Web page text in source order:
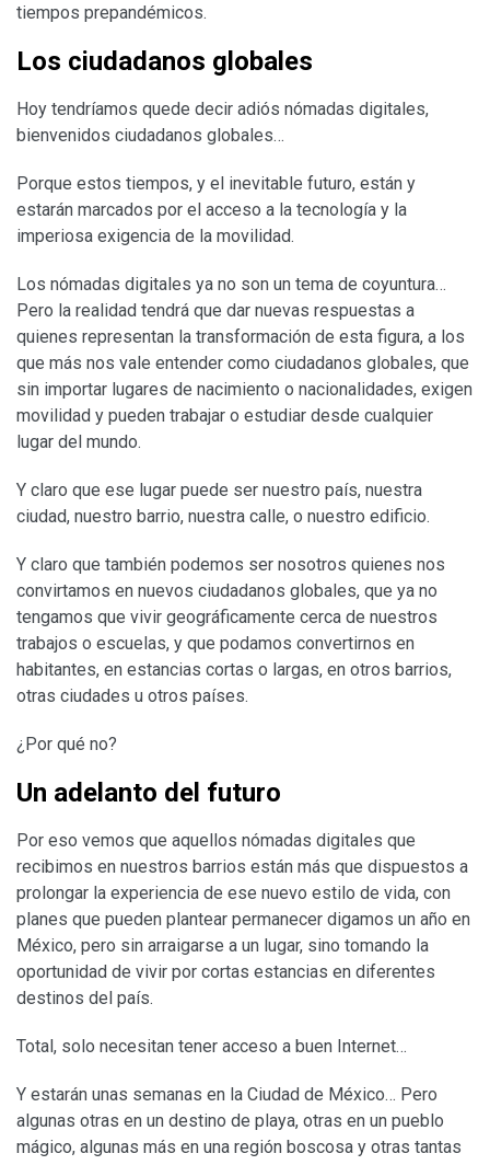
tiempos prepandémicos.
Los ciudadanos globales
Hoy tendríamos quede decir adiós nómadas digitales,
bienvenidos ciudadanos globales…
Porque estos tiempos, y el inevitable futuro, están y
estarán marcados por el acceso a la tecnología y la
imperiosa exigencia de la movilidad.
Los nómadas digitales ya no son un tema de coyuntura…
Pero la realidad tendrá que dar nuevas respuestas a
quienes representan la transformación de esta figura, a los
que más nos vale entender como ciudadanos globales, que
sin importar lugares de nacimiento o nacionalidades, exigen
movilidad y pueden trabajar o estudiar desde cualquier
lugar del mundo.
Y claro que ese lugar puede ser nuestro país, nuestra
ciudad, nuestro barrio, nuestra calle, o nuestro edificio.
Y claro que también podemos ser nosotros quienes nos
convirtamos en nuevos ciudadanos globales, que ya no
tengamos que vivir geográficamente cerca de nuestros
trabajos o escuelas, y que podamos convertirnos en
habitantes, en estancias cortas o largas, en otros barrios,
otras ciudades u otros países.
¿Por qué no?
Un adelanto del futuro
Por eso vemos que aquellos nómadas digitales que
recibimos en nuestros barrios están más que dispuestos a
prolongar la experiencia de ese nuevo estilo de vida, con
planes que pueden plantear permanecer digamos un año en
México, pero sin arraigarse a un lugar, sino tomando la
oportunidad de vivir por cortas estancias en diferentes
destinos del país.
Total, solo necesitan tener acceso a buen Internet…
Y estarán unas semanas en la Ciudad de México… Pero
algunas otras en un destino de playa, otras en un pueblo
mágico, algunas más en una región boscosa y otras tantas